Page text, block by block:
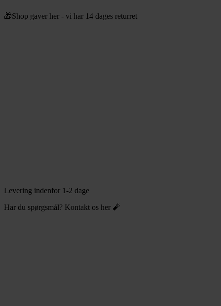
til
🎁Shop gaver her - vi har 14 dages returret
Levering indenfor 1-2 dage
Har du spørgsmål? Kontakt os her 🧨